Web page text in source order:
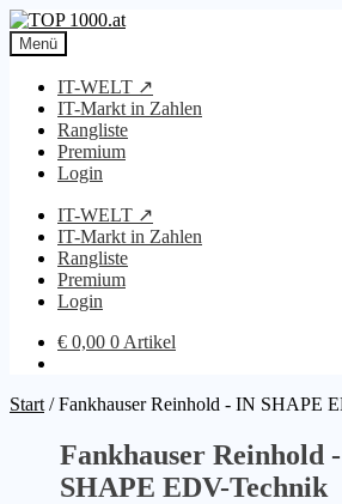
Zur
Navigation
springen
Zum
Inhalt
springen
Menü
IT-WELT ↗
IT-Markt in Zahlen
Rangliste
Premium
Login
IT-WELT ↗
IT-Markt in Zahlen
Rangliste
Premium
Login
€ 0,00 0 Artikel
Start /Fankhauser Reinhold - IN SHAPE
Fankhauser Reinhold
SHAPE EDV-Technik